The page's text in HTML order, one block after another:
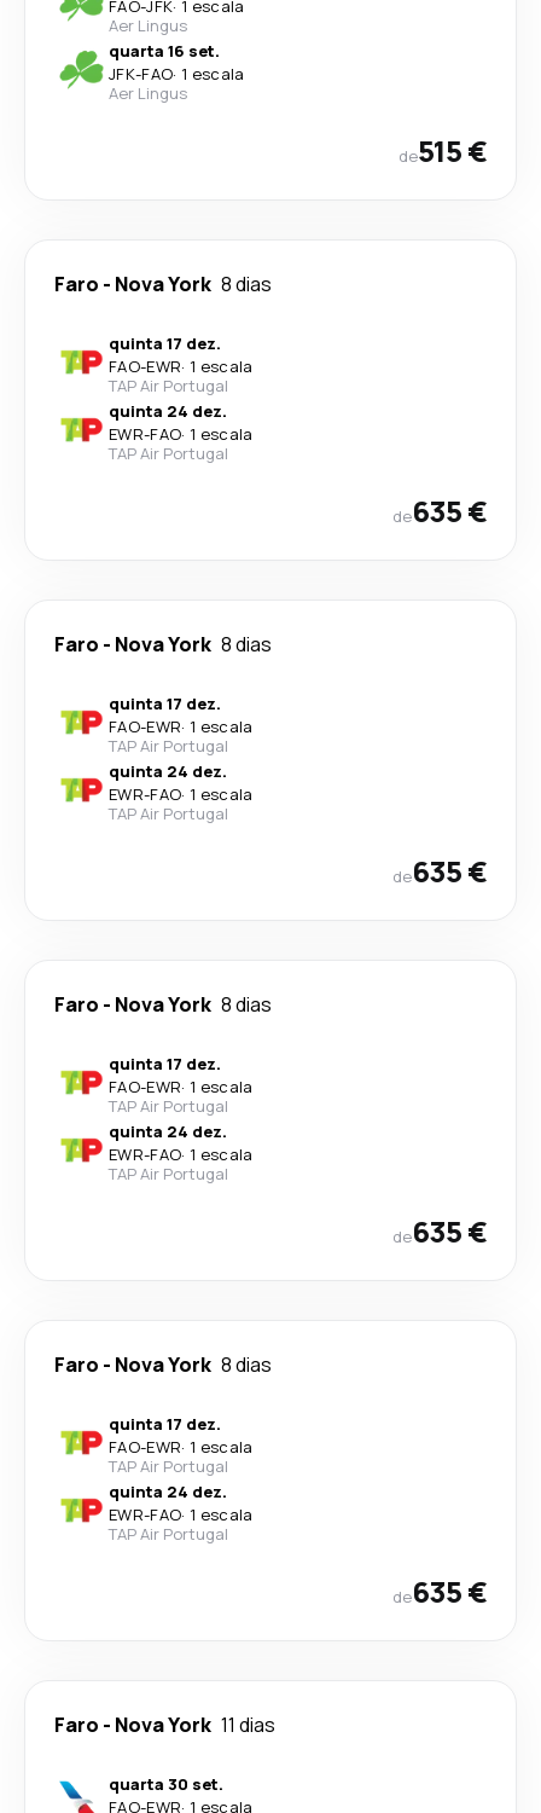
FAO-JFK· 1 escala
Aer Lingus
quarta 16 set.
JFK-FAO· 1 escala
Aer Lingus
de515 €
Faro - Nova York 8 dias
quinta 17 dez.
FAO-EWR· 1 escala
TAP Air Portugal
quinta 24 dez.
EWR-FAO· 1 escala
TAP Air Portugal
de635 €
Faro - Nova York 8 dias
quinta 17 dez.
FAO-EWR· 1 escala
TAP Air Portugal
quinta 24 dez.
EWR-FAO· 1 escala
TAP Air Portugal
de635 €
Faro - Nova York 8 dias
quinta 17 dez.
FAO-EWR· 1 escala
TAP Air Portugal
quinta 24 dez.
EWR-FAO· 1 escala
TAP Air Portugal
de635 €
Faro - Nova York 8 dias
quinta 17 dez.
FAO-EWR· 1 escala
TAP Air Portugal
quinta 24 dez.
EWR-FAO· 1 escala
TAP Air Portugal
de635 €
Faro - Nova York 11 dias
quarta 30 set.
FAO-EWR· 1 escala